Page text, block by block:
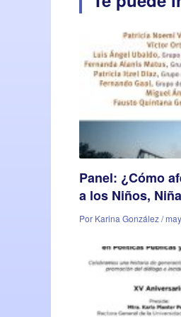
Panel: ¿Cómo
a los Niños,
Por Karina González /